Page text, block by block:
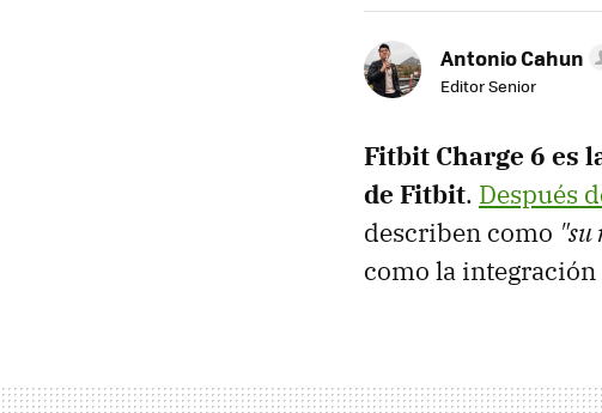
Antonio Cahun
Editor Senior
Fitbit Charge 6 es
de Fitbit. Después
describen como
como la